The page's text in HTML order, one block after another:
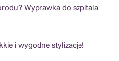
Wyprawka do szpitala
i wygodne stylizacje!